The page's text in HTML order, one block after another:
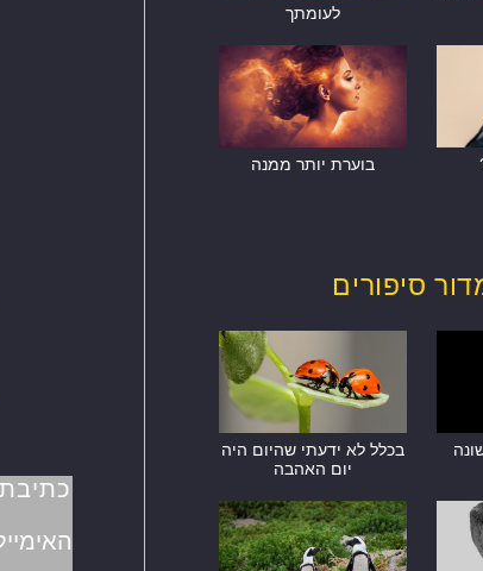
לעומתך
בוערת יותר ממנה
סיפורים
בכלל לא ידעתי שהיום היה
יום האהבה